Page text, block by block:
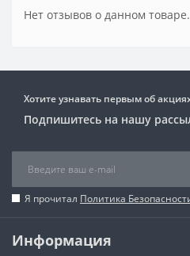
Нет отзывов о данном товаре.
Хотите узнавать первым об
Подпишитесь на нашу
Я прочитал Политика
Информация